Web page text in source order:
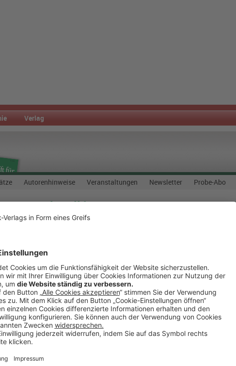
Verlag
Autorenhinweise Veranstaltungen Newsletter Probe-Abo
Gewalt soll kommen
hat es doch ge­reicht: Ein neues Ge­setz soll Frau­en, die Ge­walt er­fah­ren,
das Betroffenen von Gewalt künftig einenRechtsanspruch auf Schutz
die die Fraktionen am Mittwoch versendet haben. Demnach soll der
im Bundestag verabschiedet werden.
Rechtsanspruch auf Schutz und Beratung vor. Die Länder sollen dazu
und sollen dafür vom Bund über einen Zeitraum von zehn Jahren
nur darauf hoffen, dass ihnen geholfen wird und dass
soll ein verbindliches Recht auf Betreuung festlegen. Auch